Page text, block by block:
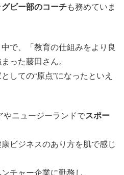
ビー部のコーチも務めていま
で、「教育の仕組みをより良
った藤田さん。
しての“原点”になったといえ
ニュージーランドでスポー
ビジネスのあり方を肌で感じ
チャー企業に勤務し、